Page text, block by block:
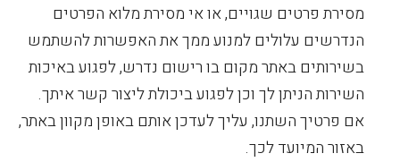
מסירת פרטים שגויים, או אי מסירת מלוא הפרטים
הנדרשים עלולים למנוע ממך את האפשרות להשתמש
בשירותים באתר מקום בו רישום נדרש, לפגוע באיכות
השירות הניתן לך וכן לפגוע ביכולת ליצור קשר איתך.
אם פרטיך השתנו, עליך לעדכן אותם באופן מקוון באתר,
באזור המיועד לכך.